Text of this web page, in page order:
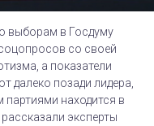
выборам в Госдуму
со своей
а показатели
далеко позади лидера,
находится в
эксперты